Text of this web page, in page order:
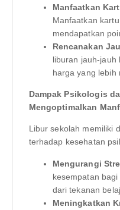
Manfaatkan
Manfaatkan
mendapatkan
Rencanakan
liburan jauh-jauh
harga yang lebih
Dampak Psikologis
Mengoptimalkan
Libur sekolah memiliki
terhadap kesehatan
Mengurangi
kesempatan
dari tekanan
Meningkatkan